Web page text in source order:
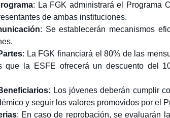
: La FGK administrará el Programa
de ambas instituciones.
: Se establecerán mecanismos
: La FGK financiará el 80% de las
que la ESFE ofrecerá un descuento del
: Los jóvenes deberán cumplir
y seguir los valores promovidos por el
: En caso de reprobación, se evaluarán